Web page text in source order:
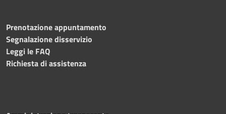
Prenotazione appuntamento
Segnalazione disservizio
Leggi le FAQ
Richiesta di assistenza